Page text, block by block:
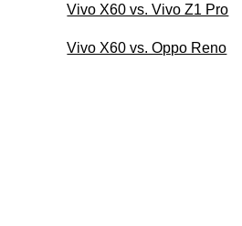
Vivo X60 vs. Vivo Z1 Pro
Vivo X60 vs. Oppo Reno